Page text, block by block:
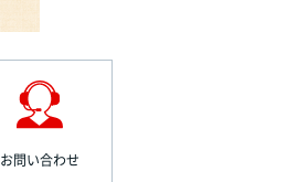
お問い合わせ